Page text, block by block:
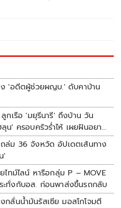
ง 'อดีตผู้ช่วยผญบ.' ดับคาบ้าน
'มยุรีนารี' ถึงบ้าน วัน
น' ครอบครัวร่ำไห้ เผยฝันอยาก
ล่ม 36 จังหวัด อัปเดตเส้นทาง
'
ไทม์ไลน์ หารือกลุ่ม P – MOVE
ะทั่งกับอส. ก่อนพาส่งขึ้นรถกลับ
งกลั่นน้ำมันรัสเซีย มอสโกโจมตี